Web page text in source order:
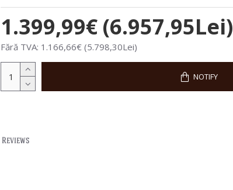
1.399,99€ (6.957,95Lei)
Fără TVA: 1.166,66€ (5.798,30Lei)
NOTIFY
Reviews